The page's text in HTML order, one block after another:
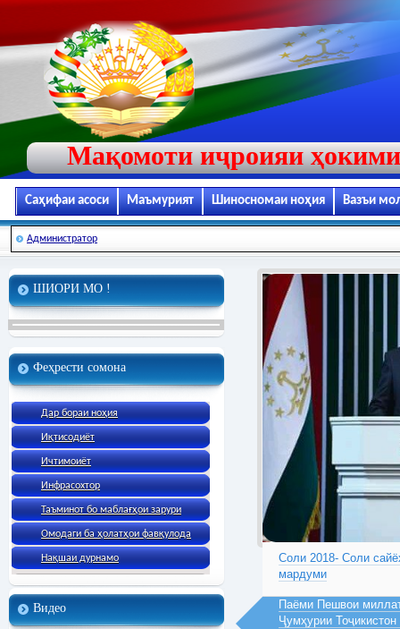
Мақомоти иҷроияи
Саҳифаи асоси Маъмурият Шиносномаи ноҳия Вазъи
Администратор
ШИОРИ МО !
Феҳрести сомона
Дар бораи ноҳия
Иқтисодиёт
Ичтимоиёт
Инфрасохтор
Таъминот бо маблағҳои зарури
Омодаги ба ҳолатҳои фавқулода
Нақшаи дурнамо
Видео
Соли 2018- Соли
мардуми
Паёми Пешвои
Ҷумҳурии